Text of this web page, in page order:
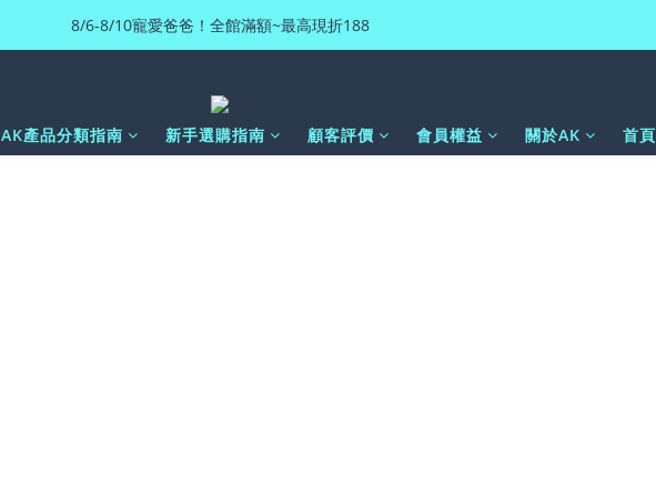
8/6-8/10寵愛爸爸！全館滿額~最高現折188
AK產品分類指南 新手選購指南 顧客評價 會員權益 關於AK 首頁